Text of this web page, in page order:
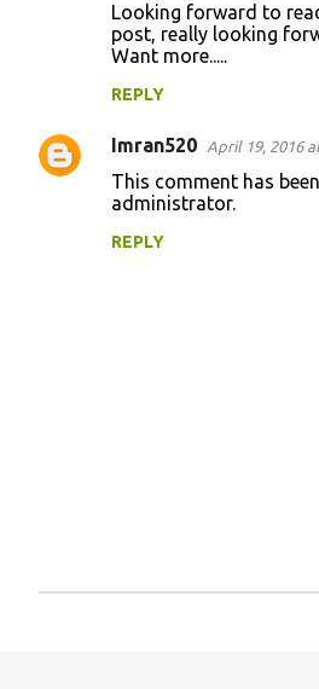
s
Looking forward to
post, really looking
Want more.....
REPLY
Imran520 April 19, 2016
This comment has
administrator.
REPLY